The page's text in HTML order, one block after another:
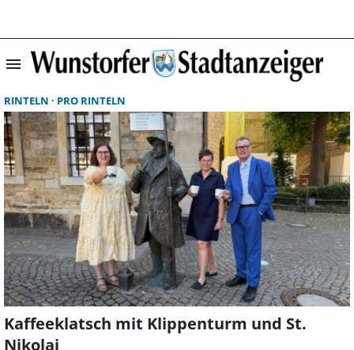
menu
RINTELN PRO RINTELN
Kaffeeklatsch mit Klippenturm und St.
Nikolai